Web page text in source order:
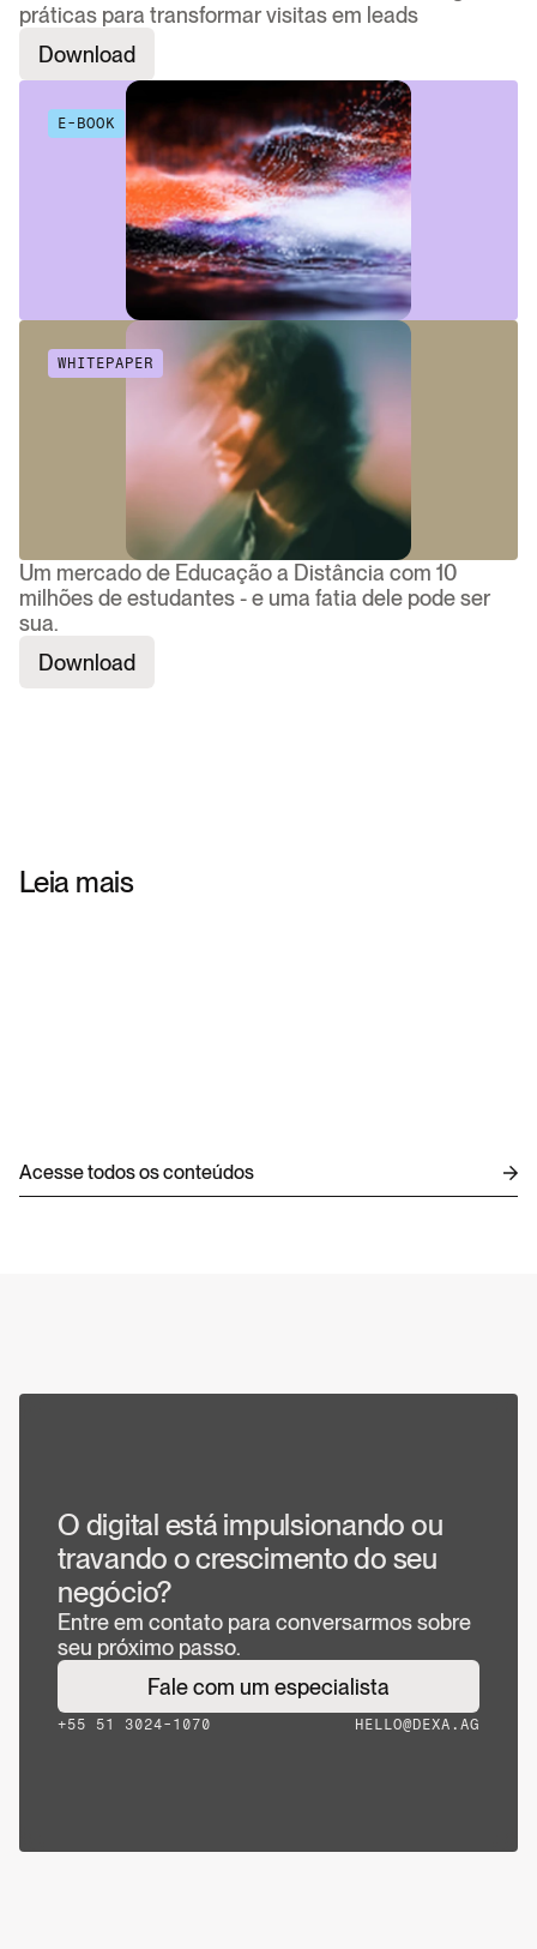
E-BOOK
práticas para transformar visitas em leads
Download
WHITEPAPER
Um mercado de Educação a Distância com 10
milhões de estudantes - e uma fatia dele pode ser
sua.
Download
Leia mais
Acesse todos os conteúdos
O digital está impulsionando ou
travando o crescimento do seu
negócio?
+55 51 3024-1070 HELLO@DEXA.AG
Entre em contato para conversarmos sobre
seu próximo passo.
Fale com um especialista